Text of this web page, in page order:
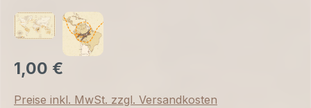
1,00 €
Preise inkl. MwSt. zzgl. Versandkosten